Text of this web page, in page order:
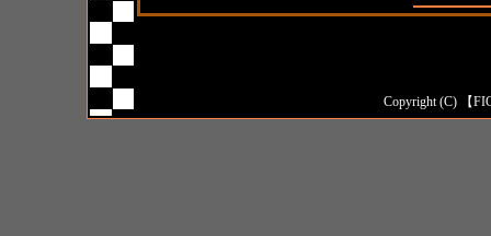
Copyright (C) 【